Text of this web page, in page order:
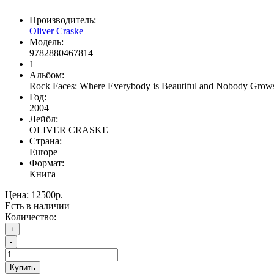
Производитель:
Oliver Craske
Модель:
9782880467814
1
Альбом:
Rock Faces: Where Everybody is Beautiful and Nobody
Год:
2004
Лейбл:
OLIVER CRASKE
Страна:
Europe
Формат:
Книга
Цена: 12500р.
Есть в наличии
Количество:
+
-
Купить